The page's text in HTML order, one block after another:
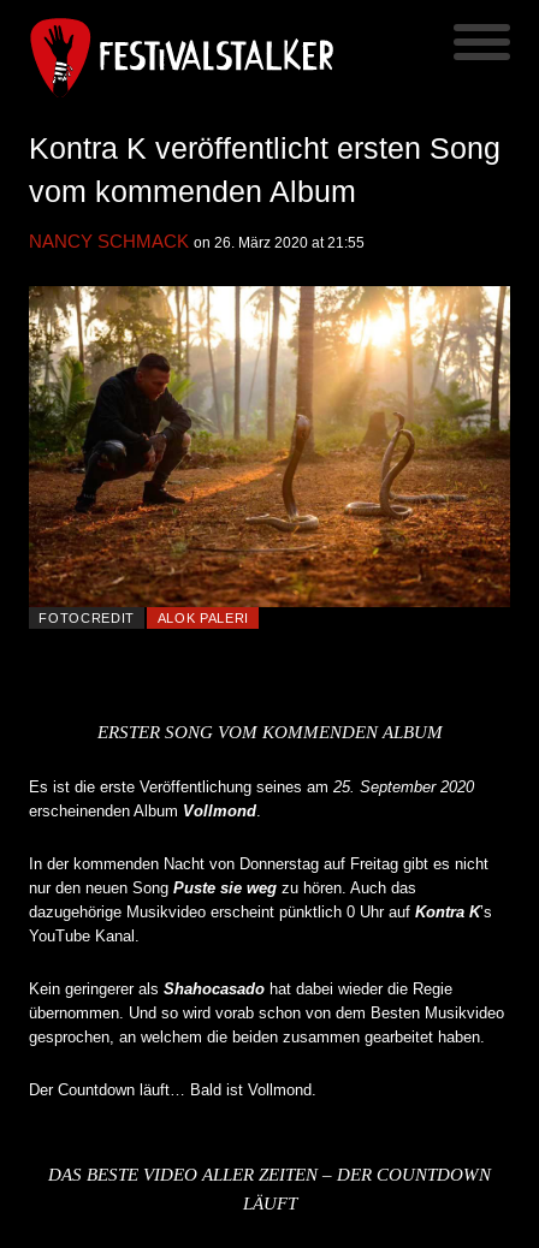
Kontra K veröffentlicht ersten Song
vom kommenden Album
NANCY SCHMACK on 26. März 2020 at 21:55
FOTOCREDIT ALOK PALERI
ERSTER SONG VOM KOMMENDEN ALBUM
Es ist die erste Veröffentlichung seines am 25. September 2020
erscheinenden Album Vollmond
In der kommenden Nacht von Donnerstag auf Freitag gibt es nicht
nur den neuen Song Puste sie weg zu hören. Auch das
dazugehörige Musikvideo erscheint pünktlich 0 Uhr auf Kontra K’s
YouTube Kanal.
Kein geringerer als Shahocasado hat dabei wieder die Regie
übernommen. Und so wird vorab schon von dem Besten Musikvideo
gesprochen, an welchem die beiden zusammen gearbeitet haben.
Der Countdown läuft… Bald ist Vollmond.
DAS BESTE VIDEO ALLER ZEITEN – DER COUNTDOWN
LÄUFT